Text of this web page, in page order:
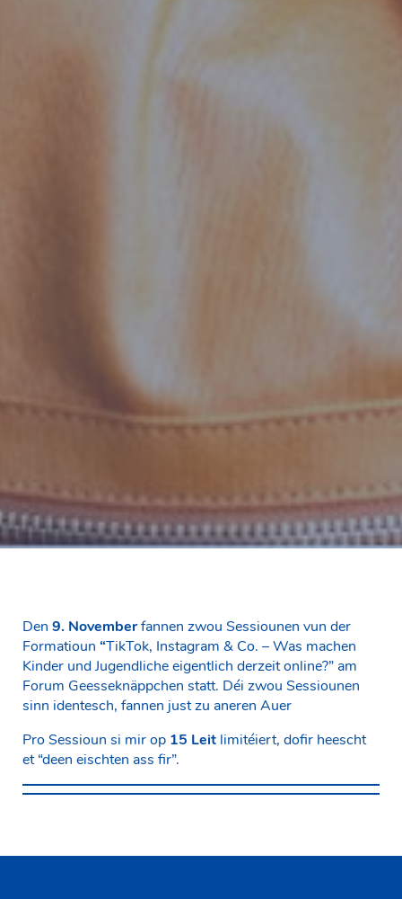
Den 9. Novemberfannen zwou Sessiounen vun der
Formatioun “TikTok, Instagram & Co. – Was machen
Kinder und Jugendliche eigentlich derzeit online?” am
Forum Geesseknäppchen statt. Déi zwou Sessiounen
sinn identesch, fannen just zu aneren Auer
Pro Sessioun si mir op 15 Leit limitéiert, dofir heescht
et “deen eischten ass fir”.